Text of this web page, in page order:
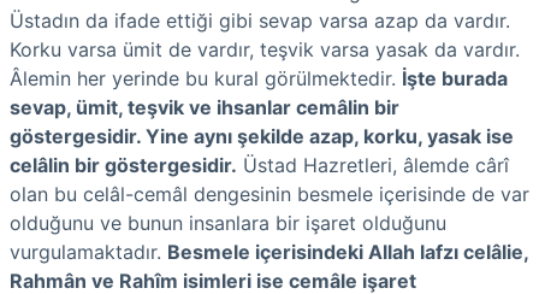
Üstadın da ifade ettiği gibi sevap varsa azap da vardır.
Korku varsa ümit de vardır, teşvik varsa yasak da vardır.
Âlemin her yerinde bu kural görülmektedir. İşte burada
sevap, ümit, teşvik ve ihsanlar cemâlin bir
göstergesidir. Yine aynı şekilde azap, korku, yasak ise
celâlin bir göstergesidir. Üstad Hazretleri, âlemde cârî
olan bu celâl-cemâl dengesinin besmele içerisinde de var
olduğunu ve bunun insanlara bir işaret olduğunu
vurgulamaktadır. Besmele içerisindeki Allah lafzı celâlie,
Rahmân ve Rahîm isimleri ise cemâle işaret